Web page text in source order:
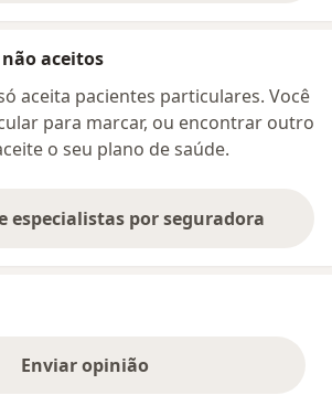
aceitos
aceita pacientes particulares. Você
para marcar, ou encontrar outro
o seu plano de saúde.
especialistas por seguradora
Enviar opinião